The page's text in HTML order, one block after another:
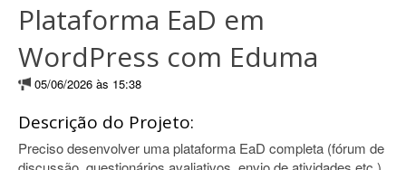
Plataforma EaD em
WordPress com Eduma
05/06/2026 às 15:38
Descrição do Projeto:
Preciso desenvolver uma plataforma EaD completa (fórum de